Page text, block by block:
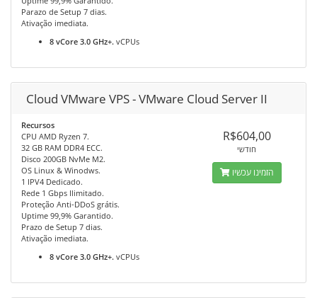
Parazo de Setup 7 dias.
Ativação imediata.
8 vCore 3.0 GHz+. vCPUs
Cloud VMware VPS - VMware Cloud Server II
Recursos
CPU AMD Ryzen 7.
32 GB RAM DDR4 ECC.
Disco 200GB NvMe M2.
OS Linux & Winodws.
1 IPV4 Dedicado.
Rede 1 Gbps Ilimitado.
Proteção Anti-DDoS grátis.
Uptime 99,9% Garantido.
Prazo de Setup 7 dias.
Ativação imediata.
8 vCore 3.0 GHz+. vCPUs
R$604,00
חודשי
הזמינו עכשיו